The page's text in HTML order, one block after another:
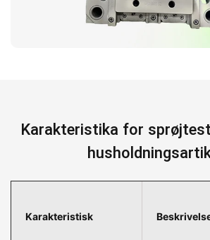
Karakteristika for
Karakteristisk